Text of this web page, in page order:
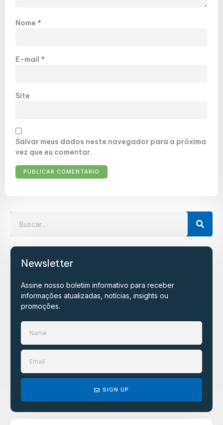
Nome *
E-mail *
Site
Salvar meus dados neste navegador para a próxima
vez que eu comentar.
Newsletter
Assine nosso boletim informativo para receber
informações atualizadas, notícias, insights ou
promoções.​
SIGN UP